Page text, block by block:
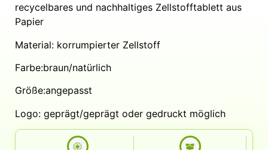
recycelbares und nachhaltiges Zellstofftablett aus
Papier
Material: korrumpierter Zellstoff
Farbe:braun/natürlich
Größe:angepasst
Logo: geprägt/geprägt oder gedruckt möglich